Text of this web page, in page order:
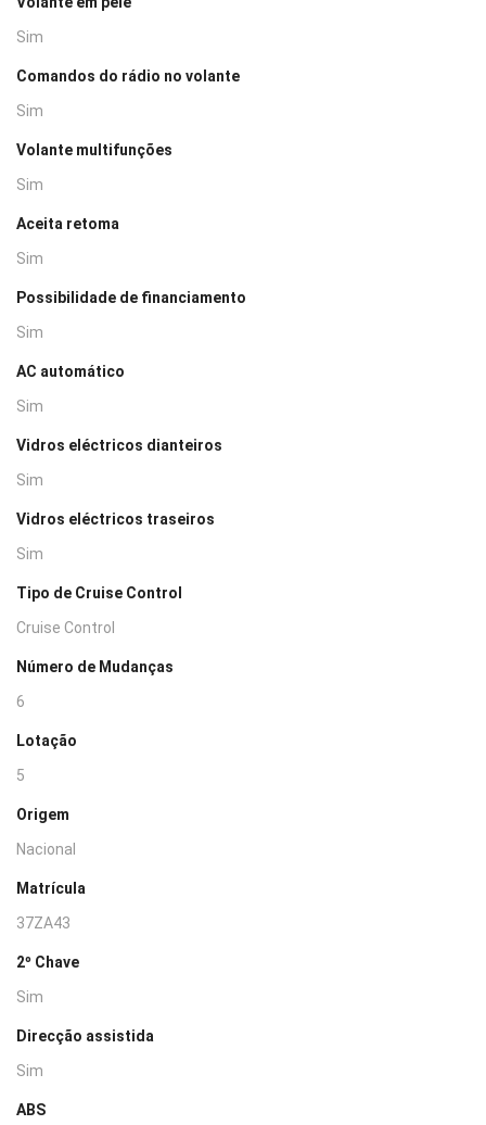
Sim
Comandos do rádio no volante
Sim
Volante multifunções
Sim
Aceita retoma
Sim
Possibilidade de financiamento
Sim
AC automático
Sim
Vidros eléctricos dianteiros
Sim
Vidros eléctricos traseiros
Sim
Tipo de Cruise Control
Cruise Control
Número de Mudanças
6
Lotação
5
Origem
Nacional
Matrícula
37ZA43
2º Chave
Sim
Direcção assistida
Sim
ABS